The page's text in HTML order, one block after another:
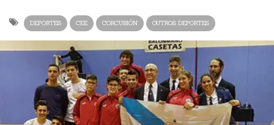
DEPORTES CEE CORCUBIÓN OUTROS DEPORTES